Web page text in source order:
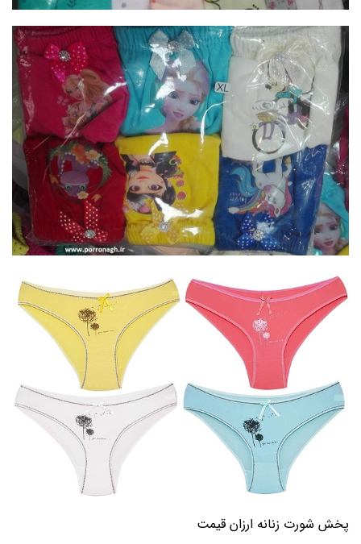
پخش شورت زنانه ارزان قیمت